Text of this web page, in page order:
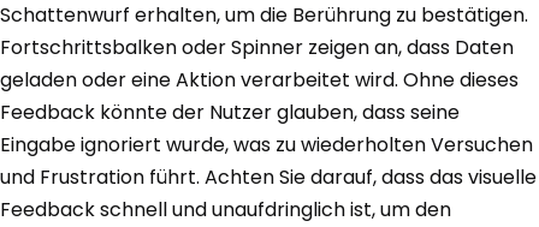
Schattenwurf erhalten, um die Berührung zu bestätigen.
Fortschrittsbalken oder Spinner zeigen an, dass Daten
geladen oder eine Aktion verarbeitet wird. Ohne dieses
Feedback könnte der Nutzer glauben, dass seine
Eingabe ignoriert wurde, was zu wiederholten Versuchen
und Frustration führt. Achten Sie darauf, dass das visuelle
Feedback schnell und unaufdringlich ist, um den